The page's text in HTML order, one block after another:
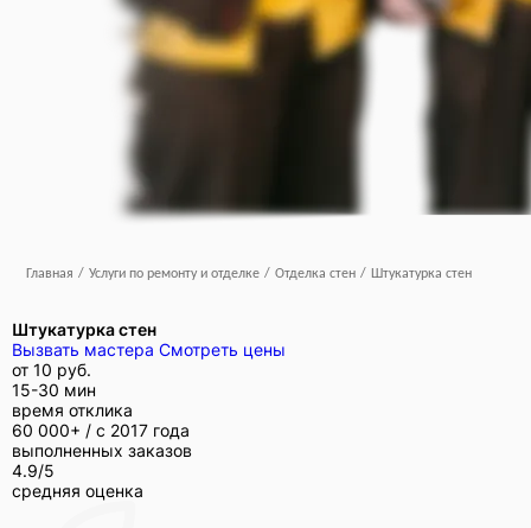
Главная / Услуги по ремонту и отделке / Отделка стен / Штукатурка стен
Штукатурка стен
Вызвать мастера Смотреть цены
от 10 руб.
15-30 мин
время отклика
60 000+ / с 2017 года
выполненных заказов
4.9/5
средняя оценка